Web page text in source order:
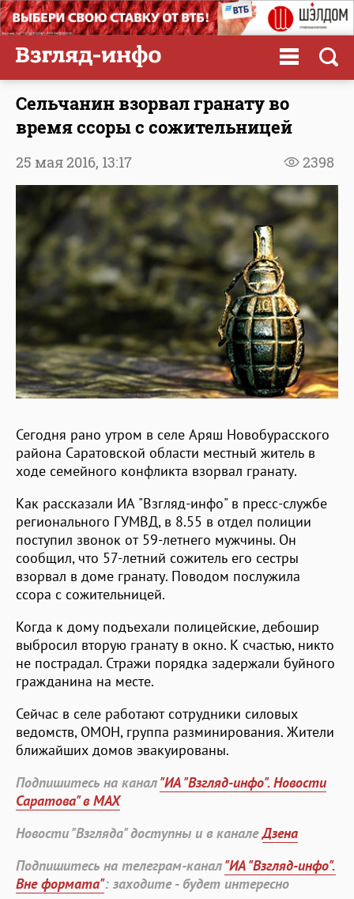
Сельчанин взорвал гранату во
время ссоры с сожительницей
2398
25 мая 2016, 13:17
Сегодня рано утром в селе Аряш Новобурасского
района Саратовской области местный житель в
ходе семейного конфликта взорвал гранату.
Как рассказали ИА "Взгляд-инфо" в пресс-службе
регионального ГУМВД, в 8.55 в отдел полиции
поступил звонок от 59-летнего мужчины. Он
сообщил, что 57-летний сожитель его сестры
взорвал в доме гранату. Поводом послужила
ссора с сожительницей.
Когда к дому подъехали полицейские, дебошир
выбросил вторую гранату в окно. К счастью, никто
не пострадал. Стражи порядка задержали буйного
гражданина на месте.
Сейчас в селе работают сотрудники силовых
ведомств, ОМОН, группа разминирования. Жители
ближайших домов эвакуированы.
Подпишитесь на канал"ИА "Взгляд-инфо". Новости
Саратова" в MAX
Новости "Взгляда" доступны и в каналеДзена
Подпишитесь на телеграм-канал"ИА "Взгляд-инфо".
Вне формата": заходите - будет интересно